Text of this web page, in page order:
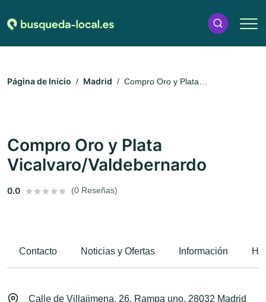
Página de Inicio Madrid
Compro Oro y Plata
Compro Oro y Plata
Vicalvaro/Valdebernardo
0.0 (0 Reseñas)
Contacto Noticias y Ofertas Información
Calle de Villajimena, 26, Rampa uno, 28032 Madrid